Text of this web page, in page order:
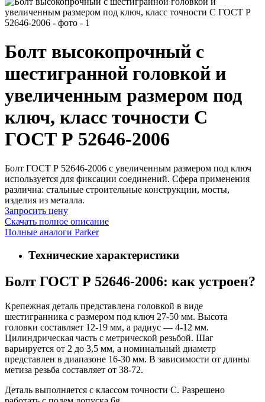
Болт высокопрочный с
шестигранной головкой и
увеличенным размером под
ключ, класс точности С
ГОСТ Р 52646-2006
Болт ГОСТ Р 52646-2006 с увеличенным размером под ключ
используется для фиксации соединений. Сфера применения
различна: стальные строительные конструкции, мосты,
изделия из металла.
Запросить цену
Скачать полное описание
Полные аналоги Parker
Технические характеристики
Болт ГОСТ Р 52646-2006: как устроен?
Крепежная деталь представлена головкой в виде
шестигранника с размером под ключ 27-50 мм. Высота
головки составляет 12-19 мм, а радиус — 4-12 мм.
Цилиндрическая часть с метрической резьбой. Шаг
варьируется от 2 до 3,5 мм, а номинальный диаметр
представлен в диапазоне 16-30 мм. В зависимости от длины
метиза резьба составляет от 38-72.
Деталь выполняется с классом точности С. Разрешено